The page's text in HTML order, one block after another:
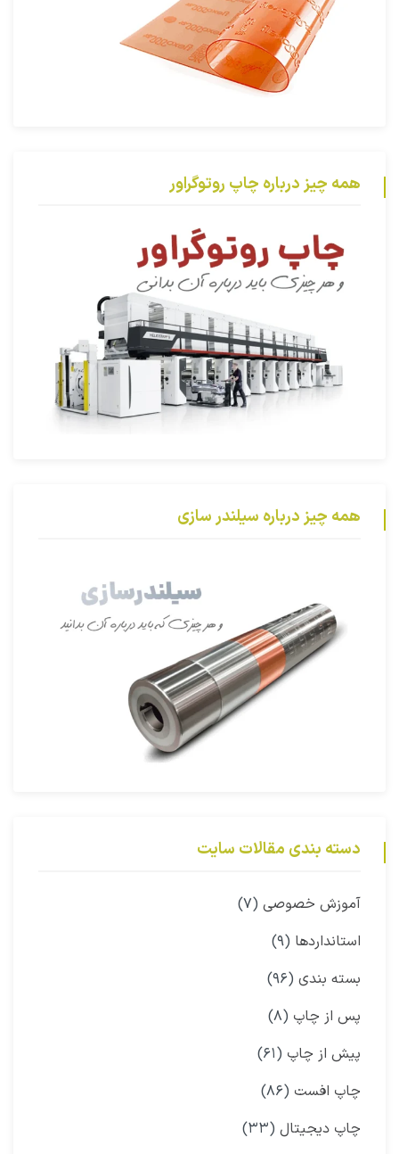
همه چیز درباره چاپ روتوگراور
همه چیز درباره سیلندر سازی
دسته بندی مقالات سایت
آموزش خصوصی (۷)
استانداردها (۹)
بسته بندی (۹۶)
پس از چاپ (۸)
پیش از چاپ (۶۱)
چاپ افست (۸۶)
چاپ دیجیتال (۳۳)